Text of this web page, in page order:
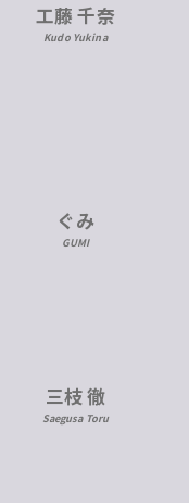
工藤 千奈
Kudo Yukina
ぐみ
GUMI
三枝 徹
Saegusa Toru